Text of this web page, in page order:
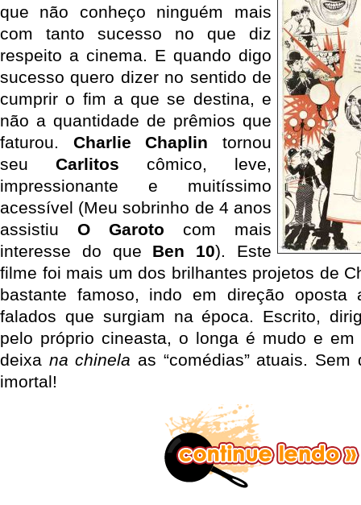
que não conheço ninguém mais
com tanto sucesso no que diz
respeito a cinema. E quando digo
sucesso quero dizer no sentido de
cumprir o fim a que se destina, e
não a quantidade de prêmios que
faturou. Charlie Chaplin tornou
seu Carlitos cômico, leve,
impressionante e muitíssimo
acessível (Meu sobrinho de 4 anos
assistiu O Garoto com mais
interesse do que Ben 10). Este
filme foi mais um dos brilhantes projetos de
bastante famoso, indo em direção oposta
falados que surgiam na época. Escrito,
pelo próprio cineasta, o longa é mudo e
deixa na chinela as “comédias” atuais.
imortal!